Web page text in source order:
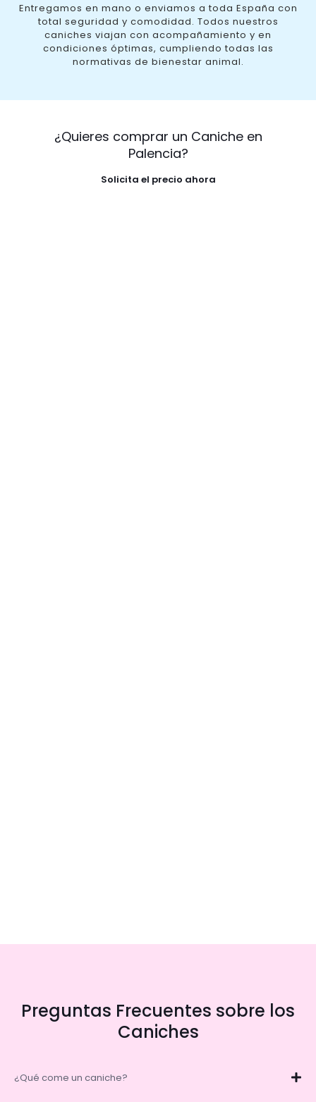
Entregamos en mano o enviamos a toda España con
total seguridad y comodidad. Todos nuestros
caniches viajan con acompañamiento y en
condiciones óptimas, cumpliendo todas las
normativas de bienestar animal.
¿Quieres comprar un Caniche en
Palencia?
Solicita el precio ahora
Preguntas Frecuentes sobre los
Caniches
¿Qué come un caniche?